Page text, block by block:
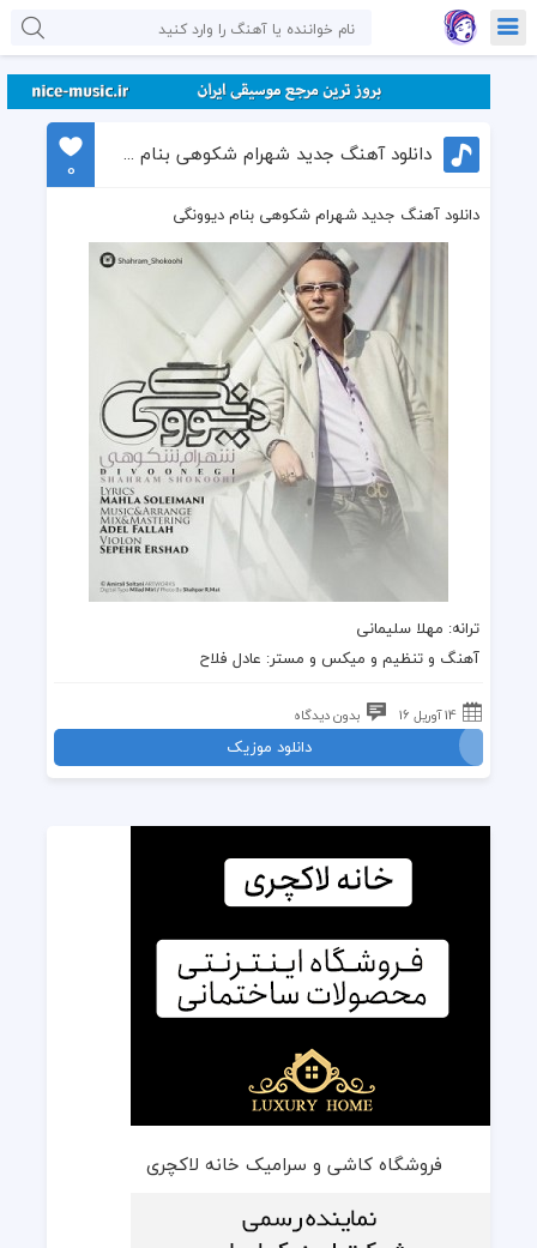
دانلود آهنگ جدید شهرام شکوهی بنام دیوونگی
0
دانلود آهنگ جدید شهرام شکوهی بنام دیوونگی
ترانه: مهلا سلیمانی
آهنگ و تنظیم و میکس و مستر: عادل فلاح
14 آوریل 16 بدون دیدگاه
دانلود موزیک
فروشگاه کاشی و سرامیک خانه لاکچری